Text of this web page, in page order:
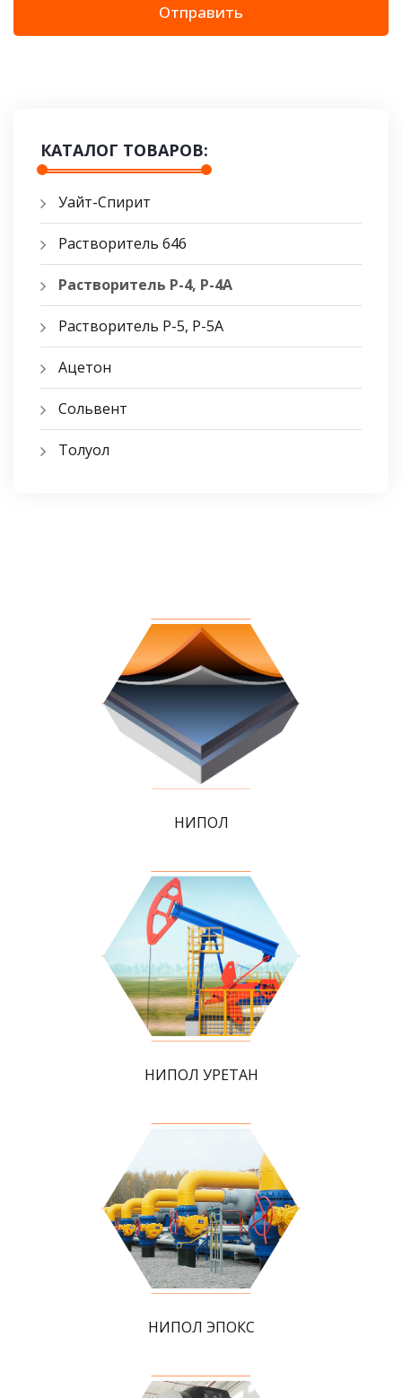
Отправить
КАТАЛОГ ТОВАРОВ:
Уайт-Спирит
Растворитель 646
Растворитель Р-4, Р-4А
Растворитель Р-5, Р-5A
Ацетон
Сольвент
Толуол
НИПОЛ
НИПОЛ УРЕТАН
НИПОЛ ЭПОКС